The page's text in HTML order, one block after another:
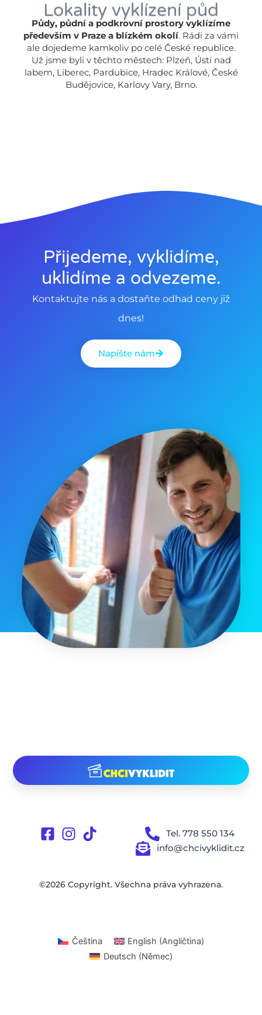
Lokality vyklízení půd
Půdy, půdní a podkrovní prostory vyklízíme
především v Praze a blízkém okolí. Rádi za vámi
ale dojedeme kamkoliv po celé České republice.
Už jsme byli v těchto městech: Plzeň, Ústí nad
labem, Liberec, Pardubice, Hradec Králové, České
Budějovice, Karlovy Vary, Brno.
Přijedeme, vyklidíme,
uklidíme a odvezeme.
Kontaktujte nás a dostaňte odhad ceny již
dnes!
Napište nám
Tel. 778 550 134
info@chcivyklidit.cz
©2026 Copyright. Všechna práva vyhrazena.
Čeština English (Angličtina)
Deutsch (Němec)